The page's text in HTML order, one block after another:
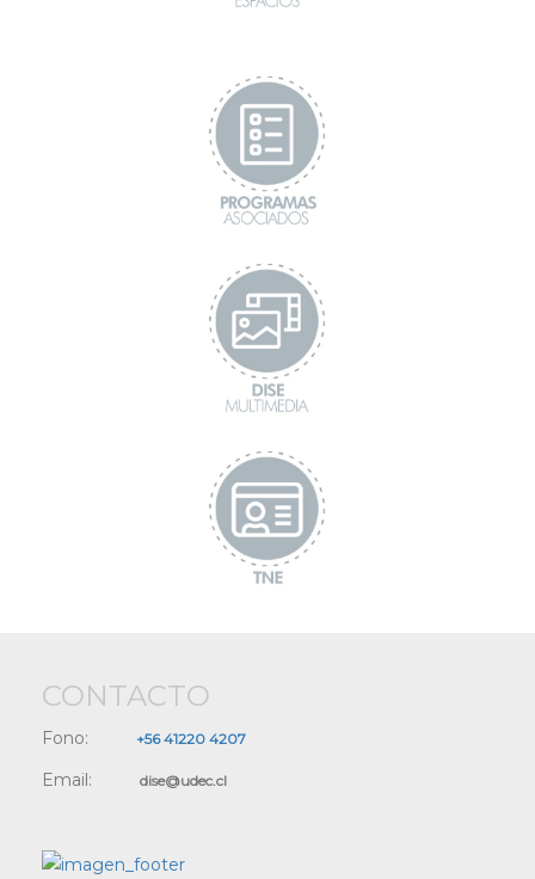
CONTACTO
Fono: +56 41220 4207
Email: dise@udec.cl